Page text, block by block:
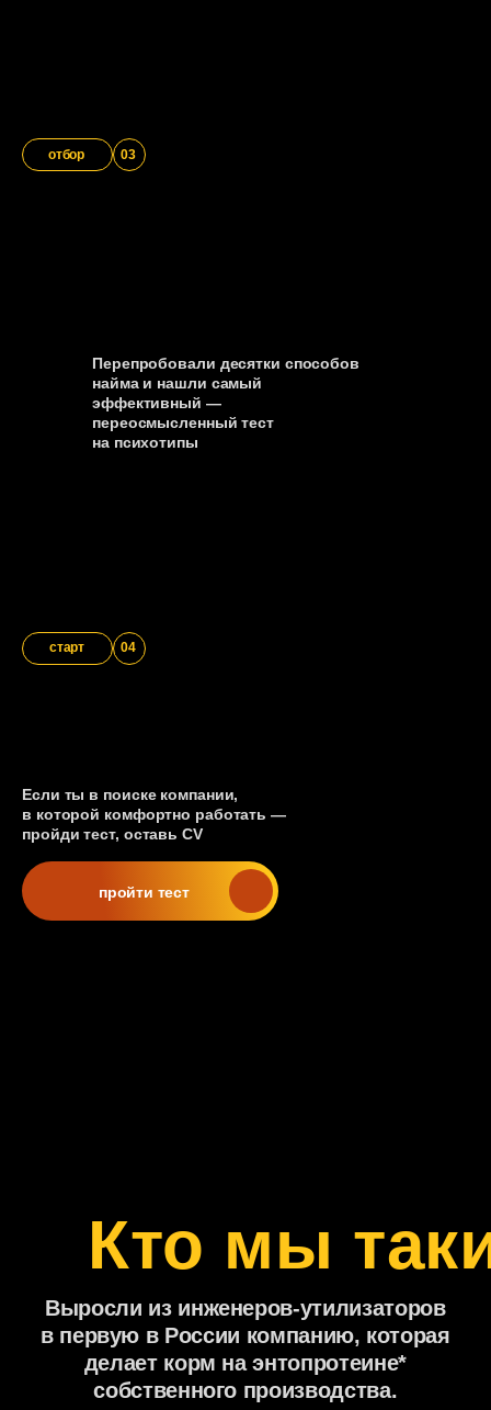
отбор 03
Перепробовали десятки способов
найма и нашли самый
эффективный —
переосмысленный тест
на психотипы
старт 04
Если ты в поиске компании,
в которой комфортно работать —
пройди тест, оставь CV
пройти тест
Кто мы такие?